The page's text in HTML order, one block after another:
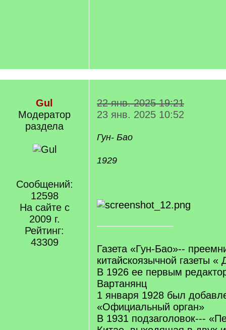
Gul
Модератор
раздела
Сообщений:
12598
На сайте с
2009 г.
Рейтинг:
43309
22 янв. 2025 19:21
23 янв. 2025 10:52
Гун- Бао
1929
Газета «Гун-Бао»--
китайскоязычной газеты «
В 1926 ее первым
Вартанянц
1 января 1928 был
«Официальный орган»
В 1931 подзаголовок---